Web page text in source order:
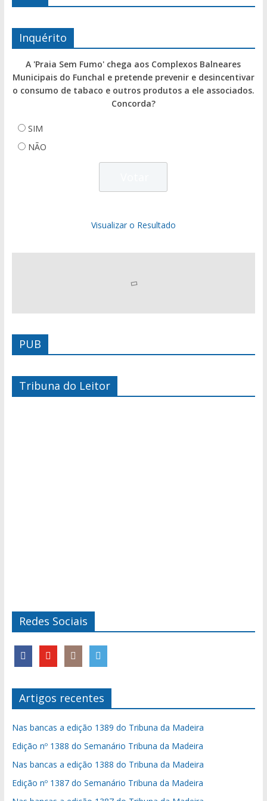
Inquérito
A 'Praia Sem Fumo' chega aos Complexos Balneares
Municipais do Funchal e pretende prevenir e desincentivar
o consumo de tabaco e outros produtos a ele associados.
Concorda?
SIM
NÃO
Visualizar o Resultado
PUB
Tribuna do Leitor
Redes Sociais
Artigos recentes
Nas bancas a edição 1389 do Tribuna da Madeira
Edição nº 1388 do Semanário Tribuna da Madeira
Nas bancas a edição 1388 do Tribuna da Madeira
Edição nº 1387 do Semanário Tribuna da Madeira